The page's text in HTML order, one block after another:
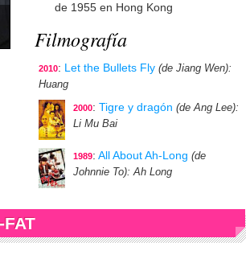
de 1955 en Hong Kong
Filmografía
2010: Let the Bullets Fly (de Jiang Wen):
Huang
2000: Tigre y dragón (de Ang Lee):
Li Mu Bai
1989: All About Ah-Long (de
Johnnie To): Ah Long
FAT